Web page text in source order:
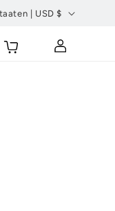
Vereinigte Staaten | USD $
Wagen Einloggen